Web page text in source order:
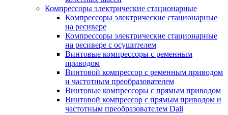
Компрессоры электрические стационарные
Компрессоры электрические стационарные
на ресивере
Компрессоры электрические стационарные
на ресивере с осушителем
Винтовые компрессоры с ременным
приводом
Винтовой компрессор с ременным приводом
и частотным преобразователем
Винтовые компрессоры с прямым приводом
Винтовой компрессор с прямым приводом и
частотным преобразователем Dali